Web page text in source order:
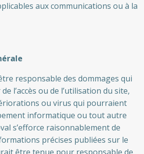
aux communications ou à la
responsable des dommages qui
l’accès ou de l’utilisation du site,
ou virus qui pourraient
informatique ou tout autre
s’efforce raisonnablement de
précises publiées sur le